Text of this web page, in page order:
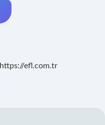
https://efl.com.tr